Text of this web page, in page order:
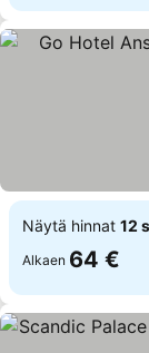
Näytä hinnat 12
Alkaen 64 €